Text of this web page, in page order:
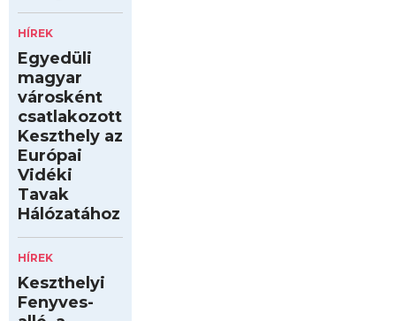
HÍREK
Egyedüli
magyar
városként
csatlakozott
Keszthely az
Európai
Vidéki
Tavak
Hálózatához
HÍREK
Keszthelyi
Fenyves-